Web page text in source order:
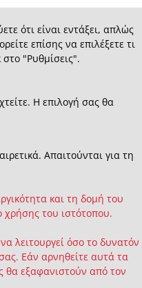
ότι είναι εντάξει, απλώς
επίσης να επιλέξετε τι
στο "Ρυθμίσεις".
Η επιλογή σας θα
Απαιτούνται για τη
και τη δομή του
του ιστότοπου.
λειτουργεί όσο το δυνατόν
Εάν αρνηθείτε αυτά τα
θα εξαφανιστούν από τον